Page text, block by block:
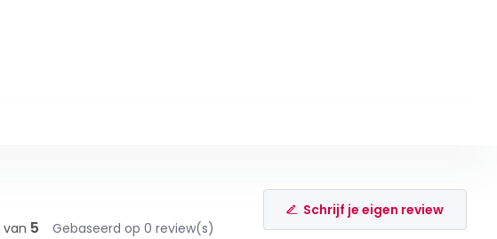
van 5 Gebaseerd op 0 review(s)
Schrijf je eigen review